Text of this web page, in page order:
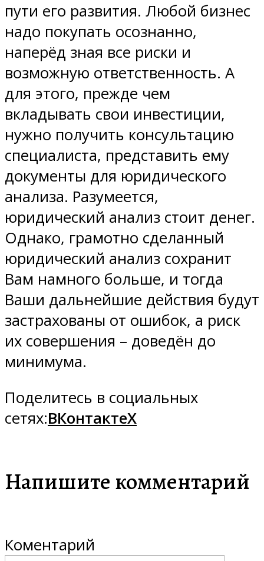
пути его развития. Любой бизнес
надо покупать осознанно,
наперёд зная все риски и
возможную ответственность. А
для этого, прежде чем
вкладывать свои инвестиции,
нужно получить консультацию
специалиста, представить ему
документы для юридического
анализа. Разумеется,
юридический анализ стоит денег.
Однако, грамотно сделанный
юридический анализ сохранит
Вам намного больше, и тогда
Ваши дальнейшие действия будут
застрахованы от ошибок, а риск
их совершения – доведён до
минимума.
Поделитесь в социальных
сетях:ВКонтактеX
Напишите комментарий
Коментарий